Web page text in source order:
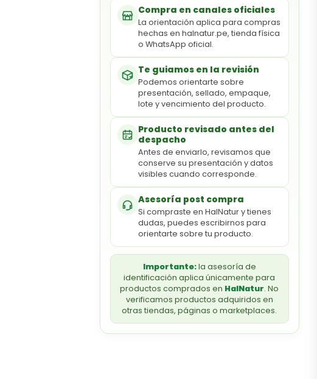
Compra en canales oficiales
La orientación aplica para compras
hechas en halnatur.pe, tienda física
o WhatsApp oficial.
Te guiamos en la revisión
Podemos orientarte sobre
presentación, sellado, empaque,
lote y vencimiento del producto.
Producto revisado antes del
despacho
Antes de enviarlo, revisamos que
conserve su presentación y datos
visibles cuando corresponde.
Asesoría post compra
Si compraste en HalNatur y tienes
dudas, puedes escribirnos para
orientarte sobre tu producto.
Importante:la asesoría de
identificación aplica únicamente para
productos comprados en HalNatur. No
verificamos productos adquiridos en
otras tiendas, páginas o marketplaces.